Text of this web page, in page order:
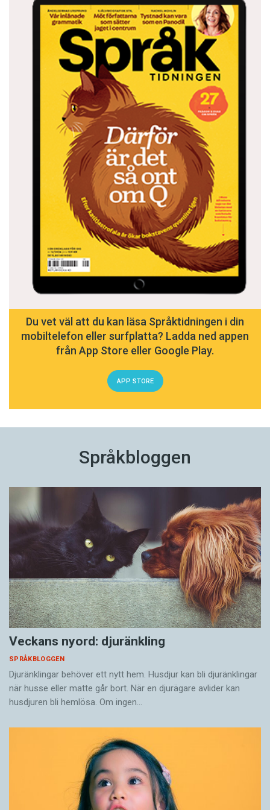
Du vet väl att du kan läsa Språktidningen i din
mobiltelefon eller surfplatta? Ladda ned appen
från App Store eller Google Play.
APP STORE
Språkbloggen
Veckans nyord: djuränkling
SPRÅKBLOGGEN
Djuränklingar behöver ett nytt hem. Husdjur kan bli djuränklingar
när husse eller matte går bort. När en djurägare avlider kan
husdjuren bli hemlösa. Om ingen…